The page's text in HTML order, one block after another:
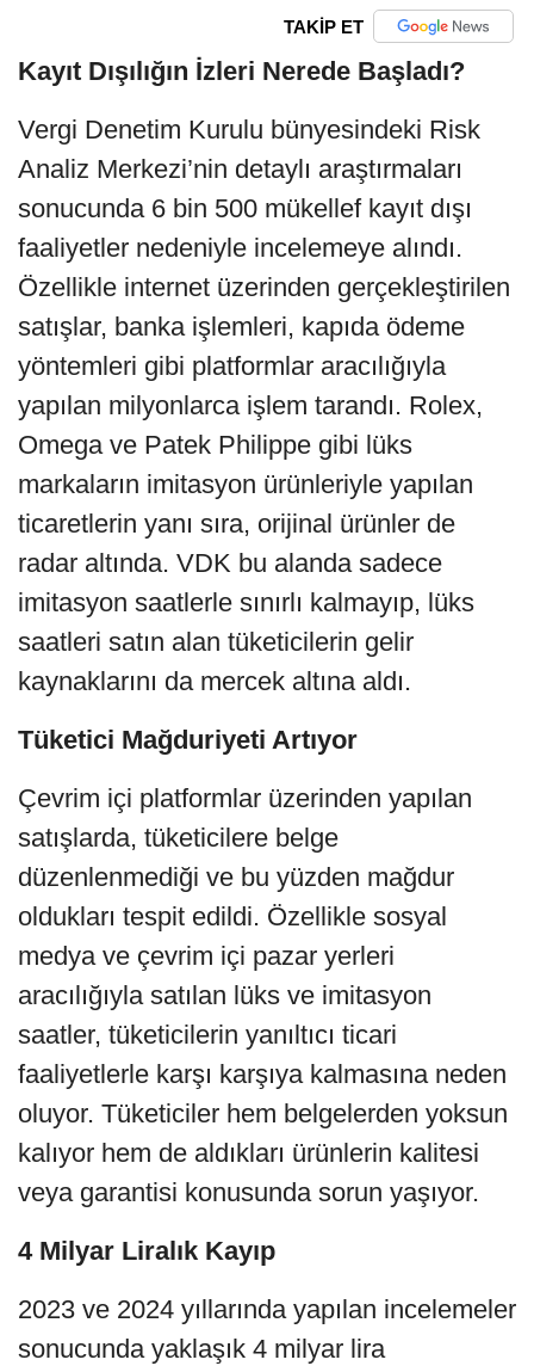
TAKİP ET
Kayıt Dışılığın İzleri Nerede Başladı?
Vergi Denetim Kurulu bünyesindeki Risk
Analiz Merkezi’nin detaylı araştırmaları
sonucunda 6 bin 500 mükellef kayıt dışı
faaliyetler nedeniyle incelemeye alındı.
Özellikle internet üzerinden gerçekleştirilen
satışlar, banka işlemleri, kapıda ödeme
yöntemleri gibi platformlar aracılığıyla
yapılan milyonlarca işlem tarandı. Rolex,
Omega ve Patek Philippe gibi lüks
markaların imitasyon ürünleriyle yapılan
ticaretlerin yanı sıra, orijinal ürünler de
radar altında. VDK bu alanda sadece
imitasyon saatlerle sınırlı kalmayıp, lüks
saatleri satın alan tüketicilerin gelir
kaynaklarını da mercek altına aldı.
Tüketici Mağduriyeti Artıyor
Çevrim içi platformlar üzerinden yapılan
satışlarda, tüketicilere belge
düzenlenmediği ve bu yüzden mağdur
oldukları tespit edildi. Özellikle sosyal
medya ve çevrim içi pazar yerleri
aracılığıyla satılan lüks ve imitasyon
saatler, tüketicilerin yanıltıcı ticari
faaliyetlerle karşı karşıya kalmasına neden
oluyor. Tüketiciler hem belgelerden yoksun
kalıyor hem de aldıkları ürünlerin kalitesi
veya garantisi konusunda sorun yaşıyor.
4 Milyar Liralık Kayıp
2023 ve 2024 yıllarında yapılan incelemeler
sonucunda yaklaşık 4 milyar lira